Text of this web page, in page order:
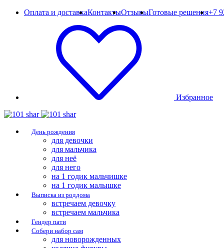
Оплата и доставкаКонтактыОтзывыГотовые решения+7
Избранное
День рождения
для девочки
для мальчика
для неё
для него
на 1 годик мальчишке
на 1 годик малышке
Выписка из роддома
встречаем девочку
встречаем мальчика
Гендер пати
Собери набор сам
для новорожденных